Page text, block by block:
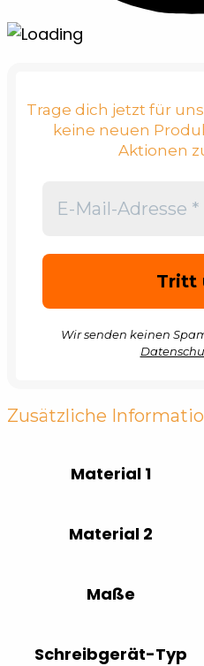
Trage dich jetzt für
keine neuen
Aktionen
Wir senden keinen
Zusätzliche
Material 1
Material 2
Maße
Schreibgerät-Typ